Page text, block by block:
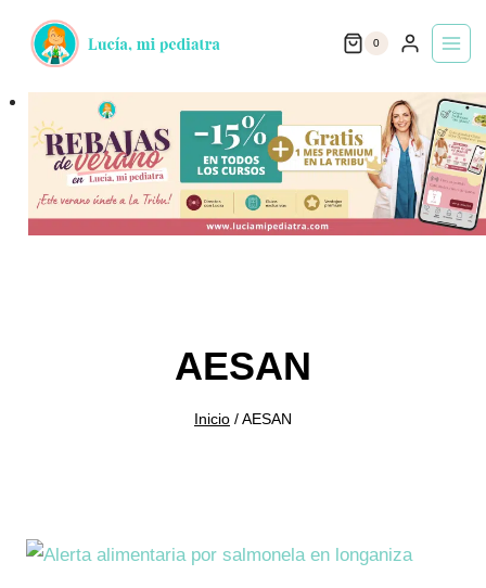
0
AESAN
Inicio /AESAN